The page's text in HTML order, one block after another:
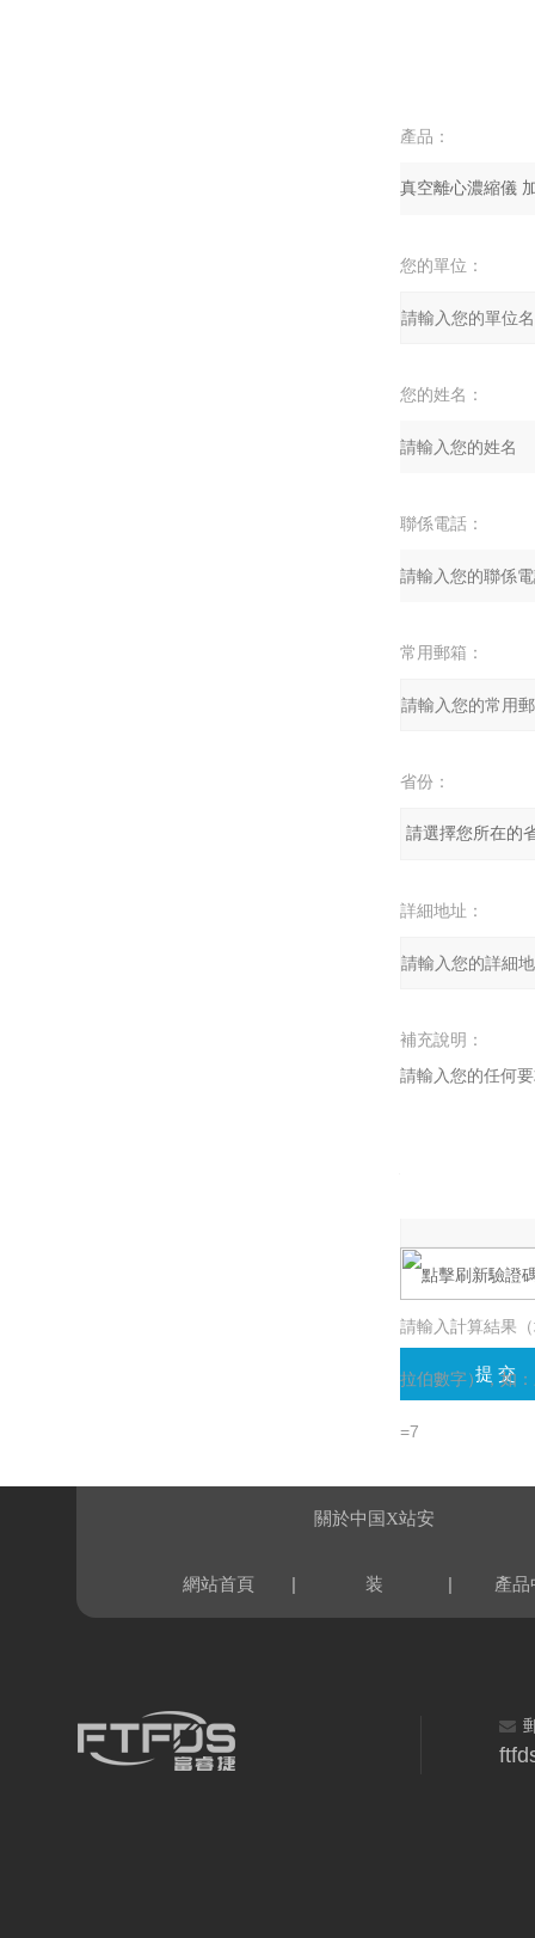
產品：
您的單位：
您的姓名：
聯係電話：
常用郵箱：
省份：
詳細地址：
補充說明：
請輸入計算結果
拉伯數字），如
=7
網站首頁 |
關於中国X站安
装 | 產品